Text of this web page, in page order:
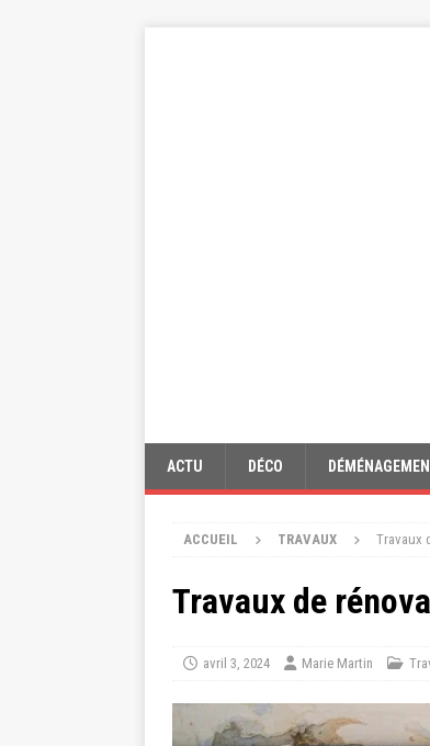
ACTU DÉCO
ACCUEIL TRAVAUX Travaux
Travaux de
avril 3, 2024 Marie Martin